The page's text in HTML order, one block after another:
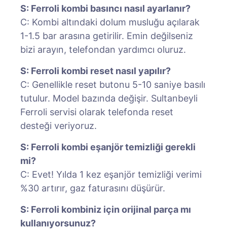
S: Ferroli kombi basıncı nasıl ayarlanır?
C: Kombi altındaki dolum musluğu açılarak
1-1.5 bar arasına getirilir. Emin değilseniz
bizi arayın, telefondan yardımcı oluruz.
S: Ferroli kombi reset nasıl yapılır?
C: Genellikle reset butonu 5-10 saniye basılı
tutulur. Model bazında değişir. Sultanbeyli
Ferroli servisi olarak telefonda reset
desteği veriyoruz.
S: Ferroli kombi eşanjör temizliği gerekli
mi?
C: Evet! Yılda 1 kez eşanjör temizliği verimi
%30 artırır, gaz faturasını düşürür.
S: Ferroli kombiniz için orijinal parça mı
kullanıyorsunuz?